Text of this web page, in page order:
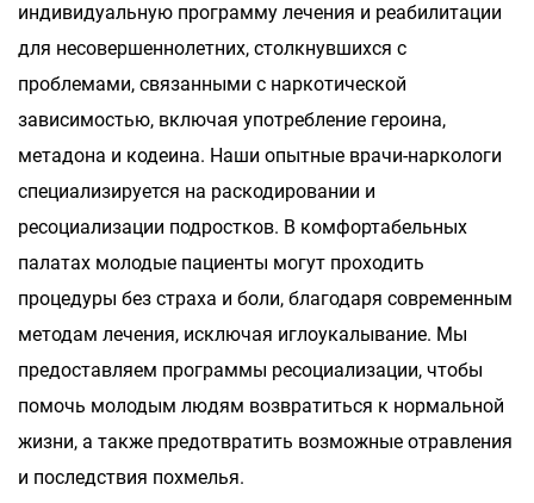
индивидуальную программу лечения и реабилитации
для несовершеннолетних, столкнувшихся с
проблемами, связанными с наркотической
зависимостью, включая употребление героина,
метадона и кодеина. Наши опытные врачи-наркологи
специализируется на раскодировании и
ресоциализации подростков. В комфортабельных
палатах молодые пациенты могут проходить
процедуры без страха и боли, благодаря современным
методам лечения, исключая иглоукалывание. Мы
предоставляем программы ресоциализации, чтобы
помочь молодым людям возвратиться к нормальной
жизни, а также предотвратить возможные отравления
и последствия похмелья.